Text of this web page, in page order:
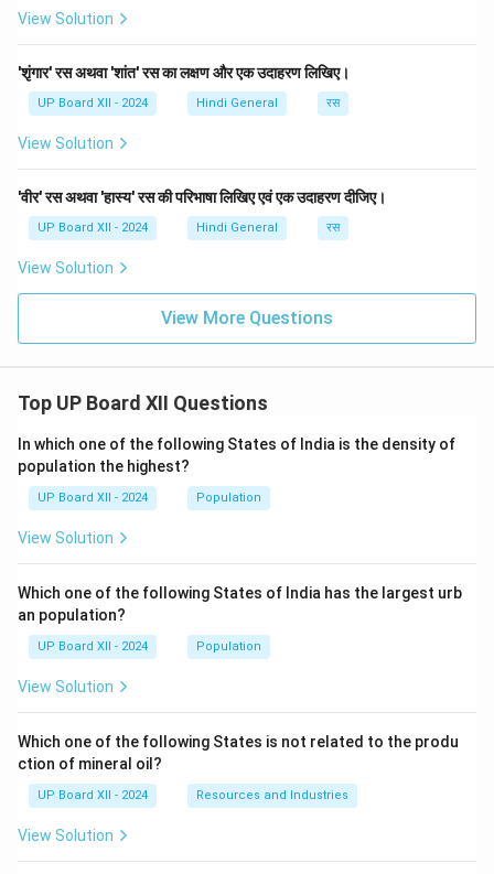
View Solution
'शृंगार' रस अथवा 'शांत' रस का लक्षण और एक उदाहरण लिखिए।
UP Board XII - 2024 Hindi General रस
View Solution
'वीर' रस अथवा 'हास्य' रस की परिभाषा लिखिए एवं एक उदाहरण दीजिए।
UP Board XII - 2024 Hindi General रस
View Solution
View More Questions
Top UP Board XII Questions
In which one of the following States of India is the density of
population the highest?
UP Board XII - 2024 Population
View Solution
Which one of the following States of India has the largest urb
an population?
UP Board XII - 2024 Population
View Solution
Which one of the following States is not related to the produ
ction of mineral oil?
UP Board XII - 2024 Resources and Industries
View Solution